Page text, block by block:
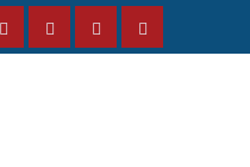
FacebookInstagramTwitterYouTube